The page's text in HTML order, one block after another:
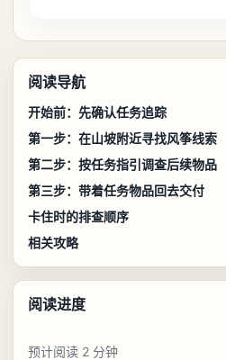
阅读导航
开始前：先确认任务追踪
第一步：在山坡附近寻找风筝线索
第二步：按任务指引调查后续物品
第三步：带着任务物品回去交付
卡住时的排查顺序
相关攻略
阅读进度
预计阅读 2 分钟